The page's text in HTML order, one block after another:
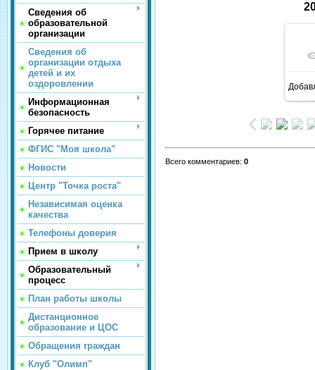
Сведения об
образовательной
организации
Сведения об
организации отдыха
детей и их
оздоровлении
Информационная
безопасность
Горячее питание
ФГИС "Моя школа"
Новости
Центр "Точка роста"
Независимая оценка
качества
Телефоны доверия
Прием в школу
Образовательный
процесс
План работы школы
Дистанционное
образование и ЦОС
Обращения граждан
Клуб "Олимп"
Всего комментариев: 0